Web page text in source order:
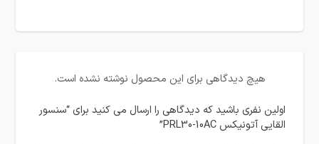
هیچ دیدگاهی برای این محصول نوشته نشده است.
اولین نفری باشید که دیدگاهی را ارسال می کنید برای “سنسور
القایی آتونیکس PRL30-10AC”